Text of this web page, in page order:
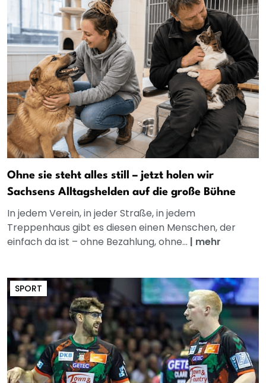
Ohne sie steht alles still – jetzt holen wir
Sachsens Alltagshelden auf die große Bühne
In jedem Verein, in jeder Straße, in jedem
Treppenhaus gibt es diesen einen Menschen, der
einfach da ist – ohne Bezahlung, ohne... | mehr
SPORT